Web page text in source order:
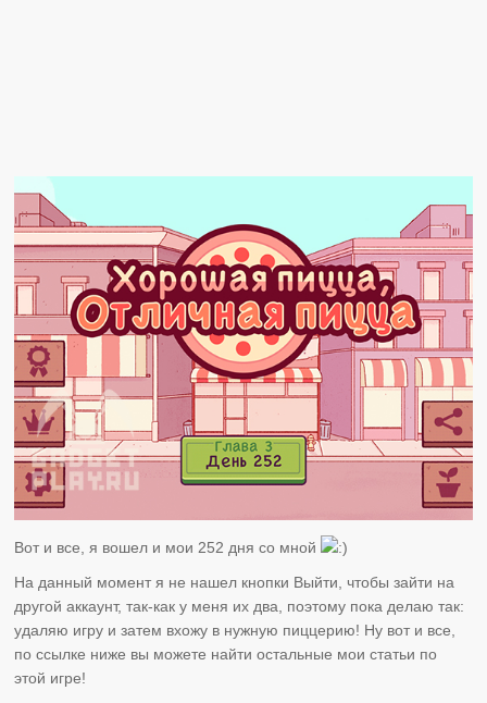
Вот и все, я вошел и мои 252 дня со мной
На данный момент я не нашел кнопки Выйти, чтобы зайти на
другой аккаунт, так-как у меня их два, поэтому пока делаю так:
удаляю игру и затем вхожу в нужную пиццерию! Ну вот и все,
по ссылке ниже вы можете найти остальные мои статьи по
этой игре!